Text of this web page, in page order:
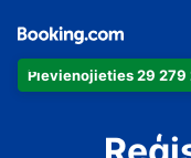
Pievienojieties 29 279